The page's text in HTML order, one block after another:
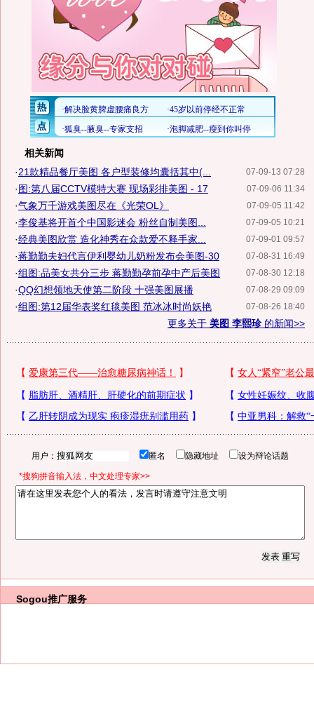
相关新闻
07-09-13 07:28
·21款精品餐厅美图 各户型装修均囊括其中(...
07-09-06 11:34
·图:第八届CCTV模特大赛 现场彩排美图 - 17
07-09-05 11:42
·气象万千游戏美图尽在《光荣OL》
07-09-05 10:21
·李俊基将开首个中国影迷会 粉丝自制美图...
07-09-01 09:57
·经典美图欣赏 造化神秀在众款爱不释手家...
07-08-31 16:49
·蒋勤勤夫妇代言伊利婴幼儿奶粉发布会美图-30
07-08-30 12:18
·组图:品美女共分三步 蒋勤勤孕前孕中产后美图
07-08-29 09:09
·QQ幻想领地天使第二阶段 十强美图展播
07-08-26 18:40
·组图:第12届华表奖红毯美图 范冰冰时尚妖艳
更多关于 美图 李熙珍的新闻>>
用户： 匿名 隐藏地址 设为辩论话题
*搜狗拼音输入法，中文处理专家>>
Sogou推广服务